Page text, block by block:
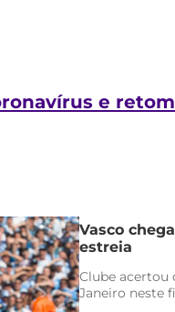
e
Vasco
estreia
Clube acertou
Janeiro neste